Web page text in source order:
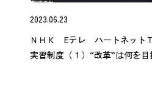
2023.06.23
ＮＨＫ Eテレ ハートネッ
実習制度（１）“改革”は何を